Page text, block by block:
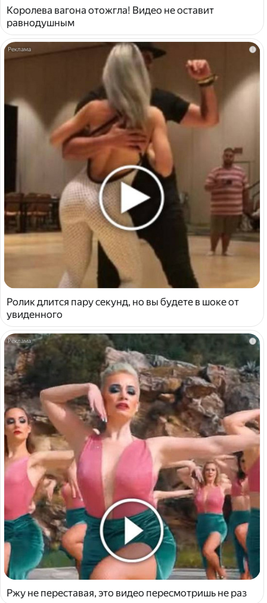
Королева вагона отожгла! Видео не оставит
равнодушным
i
Ролик длится пару секунд, но вы будете в шоке от
увиденного
i
Ржу не переставая, это видео пересмотришь не раз